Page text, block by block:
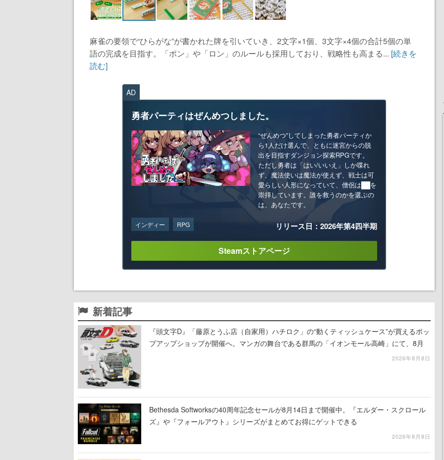
麻雀の要領で“ひらがな”が書かれた牌を引いていき、2文字×1個、3文字×4個の合計5個の単
語の完成を目指す。「ポン」や「ロン」のルールも採用しており、戦略性も高まる... [続きを
読む]
AD
勇者パーティはぜんめつしました。
“ぜんめつ”してしまった勇者パーティか
ら1人だけ選んで、ともに迷宮からの脱
出を目指すダンジョン探索RPGです。
ただし勇者は「はい/いいえ」しか喋れ
ず、魔法使いは魔法が使えず、戦士は可
愛らしい人形になっていて、僧侶は██を
崇拝しています。誰を救うのかを選ぶの
は、あなたです。
インディー RPG リリース日：2026年第4四半期
Steamストアページ
新着記事
『頭文字D』「藤原とうふ店（自家用）ハチロク」の“動くティッシュケース”が買えるポッ
プアップショップが開催へ。マンガの舞台である群馬の「イオンモール高崎」にて、8月
2026年8月8日
Bethesda Softworksの40周年記念セールが8月14日まで開催中。『エルダー・スクロール
ズ』や『フォールアウト』シリーズがまとめてお得にゲットできる
2026年8月8日